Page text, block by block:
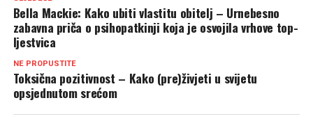
Bella Mackie: Kako ubiti vlastitu obitelj – Urnebesno
zabavna priča o psihopatkinji koja je osvojila vrhove top-
ljestvica
NE PROPUSTITE
Toksična pozitivnost – Kako (pre)živjeti u svijetu
opsjednutom srećom